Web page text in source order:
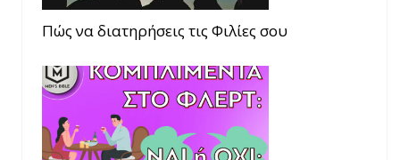
Πώς να διατηρήσεις τις Φιλίες σου